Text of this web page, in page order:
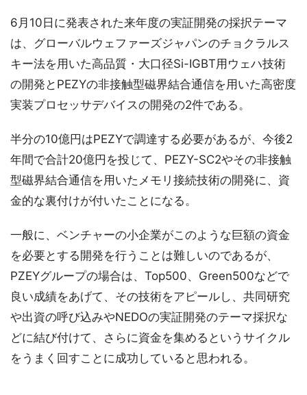
6月10日に発表された来年度の実証開発の採択テーマ
は、グローバルウェファーズジャパンのチョクラルス
キー法を用いた高品質・大口径Si-IGBT用ウェハ技術
の開発とPEZYの非接触型磁界結合通信を用いた高密度
実装プロセッサデバイスの開発の2件である。
半分の10億円はPEZYで調達する必要があるが、今後2
年間で合計20億円を投じて、PEZY-SC2やその非接触
型磁界結合通信を用いたメモリ接続技術の開発に、資
金的な裏付けが付いたことになる。
一般に、ベンチャーの小企業がこのような巨額の資金
を必要とする開発を行うことは難しいのであるが、
PZEYグループの場合は、Top500、Green500などで
良い成績をあげて、その技術をアピールし、共同研究
や出資の呼び込みやNEDOの実証開発のテーマ採択な
どに結び付けて、さらに資金を集めるというサイクル
をうまく回すことに成功していると思われる。